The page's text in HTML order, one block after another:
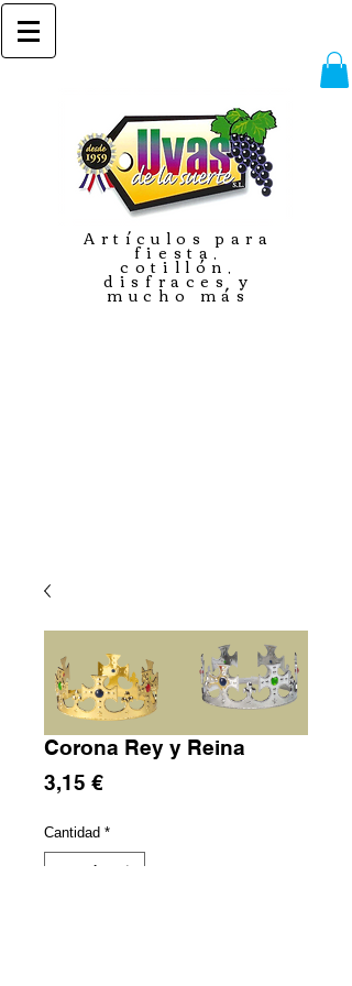
Artículos para
fiesta,
cotillón,
disfraces y
mucho más
Corona Rey y Reina
3,15 €Precio
Cantidad *